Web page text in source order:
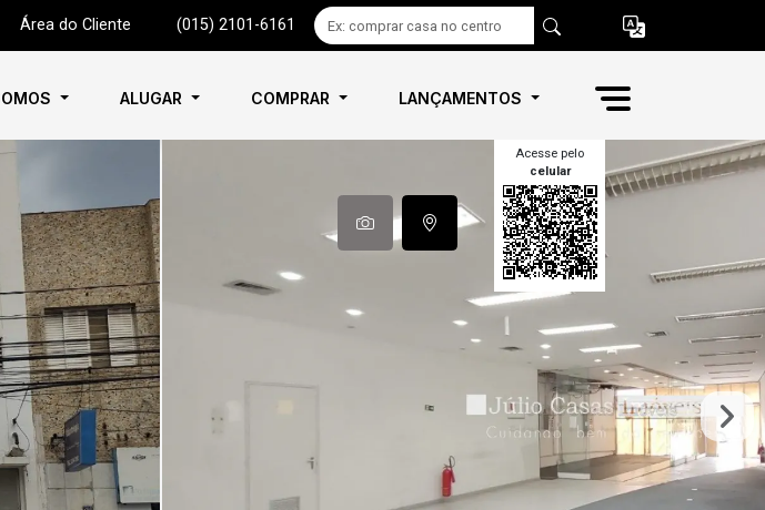
Área do Cliente (015) 2101-6161
ALUGAR COMPRAR LANÇAMENTOS
Acesse pelo
celular